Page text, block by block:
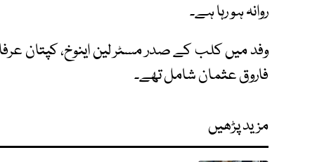
روانہ ہو رہا ہے۔
وفد میں کلب کے صدر مسٹر لین اینوخ، کپتان
فاروق عثمان شامل تھے۔
مزید پڑھیں